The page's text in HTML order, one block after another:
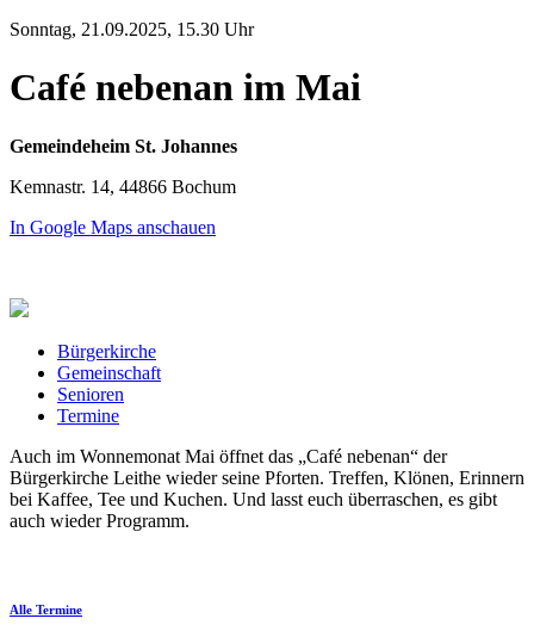
Sonntag, 21.09.2025, 15.30 Uhr
Café nebenan im Mai
Gemeindeheim St. Johannes
Kemnastr. 14, 44866 Bochum
In Google Maps anschauen
Bürgerkirche
Gemeinschaft
Senioren
Termine
Auch im Wonnemonat Mai öffnet das „Café nebenan“ der
Bürgerkirche Leithe wieder seine Pforten. Treffen, Klönen, Erinnern
bei Kaffee, Tee und Kuchen. Und lasst euch überraschen, es gibt
auch wieder Programm.
Alle Termine